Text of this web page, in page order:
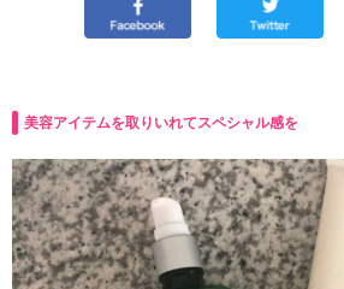
美容アイテムを取りいれてスペシャル感を